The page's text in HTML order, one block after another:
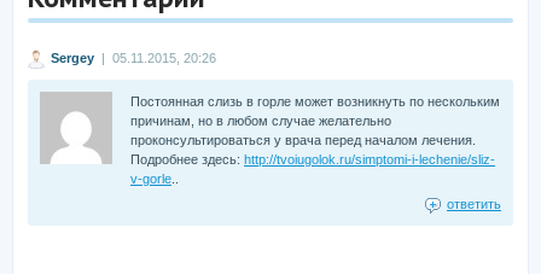
Sergey | 05.11.2015, 20:26
Постоянная слизь в горле может возникнуть по нескольким
причинам, но в любом случае желательно
проконсультироваться у врача перед началом лечения.
Подробнее здесь: http://tvoiugolok.ru/simptomi-i-lechenie/sliz-
v-gorle
ответить